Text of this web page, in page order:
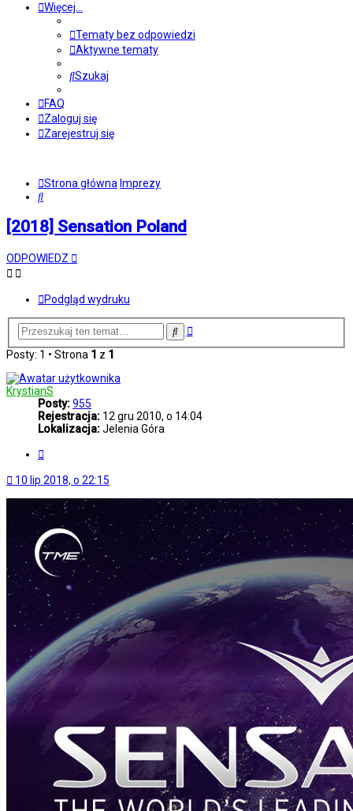
Więcej…
Tematy bez odpowiedzi
Aktywne tematy
Szukaj
FAQ
Zaloguj się
Zarejestruj się
Strona główna Imprezy
Szukaj
[2018] Sensation Poland
ODPOWIEDZ
Podgląd wydruku
SzukajWyszukiwanie
Posty: 1 • Strona 1 z 1
KrystianS
Posty:955
Rejestracja: 12 gru 2010, o 14:04
Lokalizacja:Jelenia Góra
10 lip 2018, o 22:15